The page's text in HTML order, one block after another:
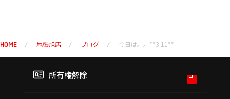
HOME 尾張旭店 ブログ 今日は。。**3.11**
所有権解除